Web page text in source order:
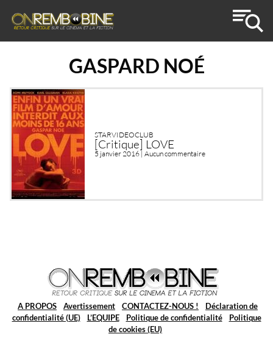
GASPARD NOÉ
STARVIDEOCLUB
[Critique] LOVE
5 janvier 2016 | Aucun commentaire
A PROPOS Avertissement CONTACTEZ-NOUS !
Déclaration de
confidentialité (UE)
L’EQUIPE Politique de confidentialité
Politique
de cookies (EU)